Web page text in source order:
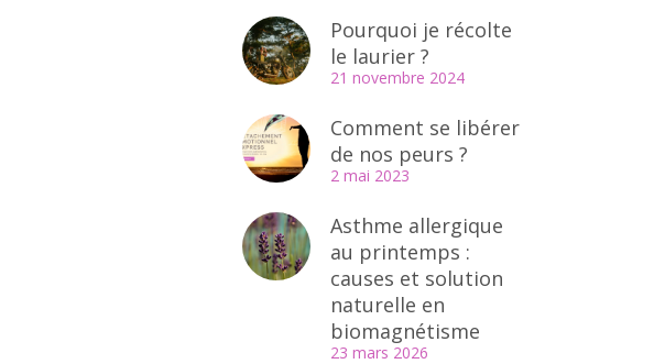
Pourquoi je récolte
le laurier ?
21 novembre 2024
Comment se libérer
de nos peurs ?
2 mai 2023
Asthme allergique
au printemps :
causes et solution
naturelle en
biomagnétisme
23 mars 2026